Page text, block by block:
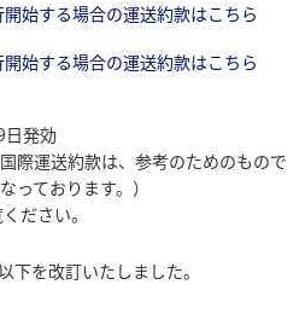
始する場合の運送約款はこちら
始する場合の運送約款はこちら
発効
際運送約款は、参考のためのもので
っております。）
ださい。
下を改訂いたしました。